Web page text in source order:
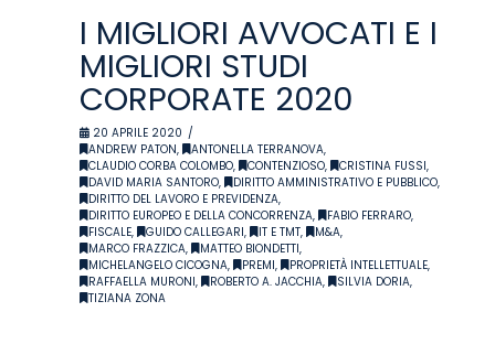
I MIGLIORI AVVOCATI E I
MIGLIORI STUDI
CORPORATE 2020
20 APRILE 2020
ANDREW PATON, ANTONELLA TERRANOVA,
CLAUDIO CORBA COLOMBO, CONTENZIOSO, CRISTINA FUSSI,
DAVID MARIA SANTORO, DIRITTO AMMINISTRATIVO E PUBBLICO,
DIRITTO DEL LAVORO E PREVIDENZA,
DIRITTO EUROPEO E DELLA CONCORRENZA, FABIO FERRARO,
FISCALE, GUIDO CALLEGARI, IT E TMT, M&A,
MARCO FRAZZICA, MATTEO BIONDETTI,
MICHELANGELO CICOGNA, PREMI, PROPRIETÀ INTELLETTUALE,
RAFFAELLA MURONI, ROBERTO A. JACCHIA, SILVIA DORIA,
TIZIANA ZONA